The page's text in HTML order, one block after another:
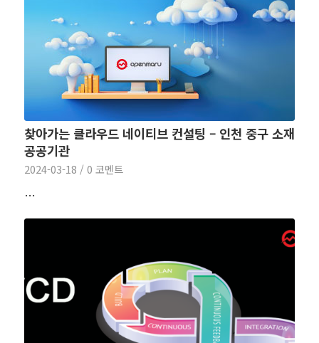
찾아가는 클라우드 네이티브 컨설팅 – 인천 중구 소재
공공기관
2024-03-18 / 0 코멘트
…